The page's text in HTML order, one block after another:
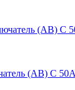
(АВ) C